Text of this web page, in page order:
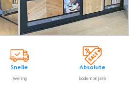
Snelle
levering
Absolute
bodemprijzen